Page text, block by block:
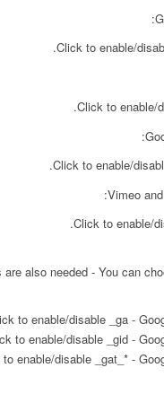
Click to enable/
Click to enable/
Click to enable/
Vimeo
Click to enable/
also needed - You can
to enable/disable _ga -
to enable/disable _gid -
enable/disable _gat_* -